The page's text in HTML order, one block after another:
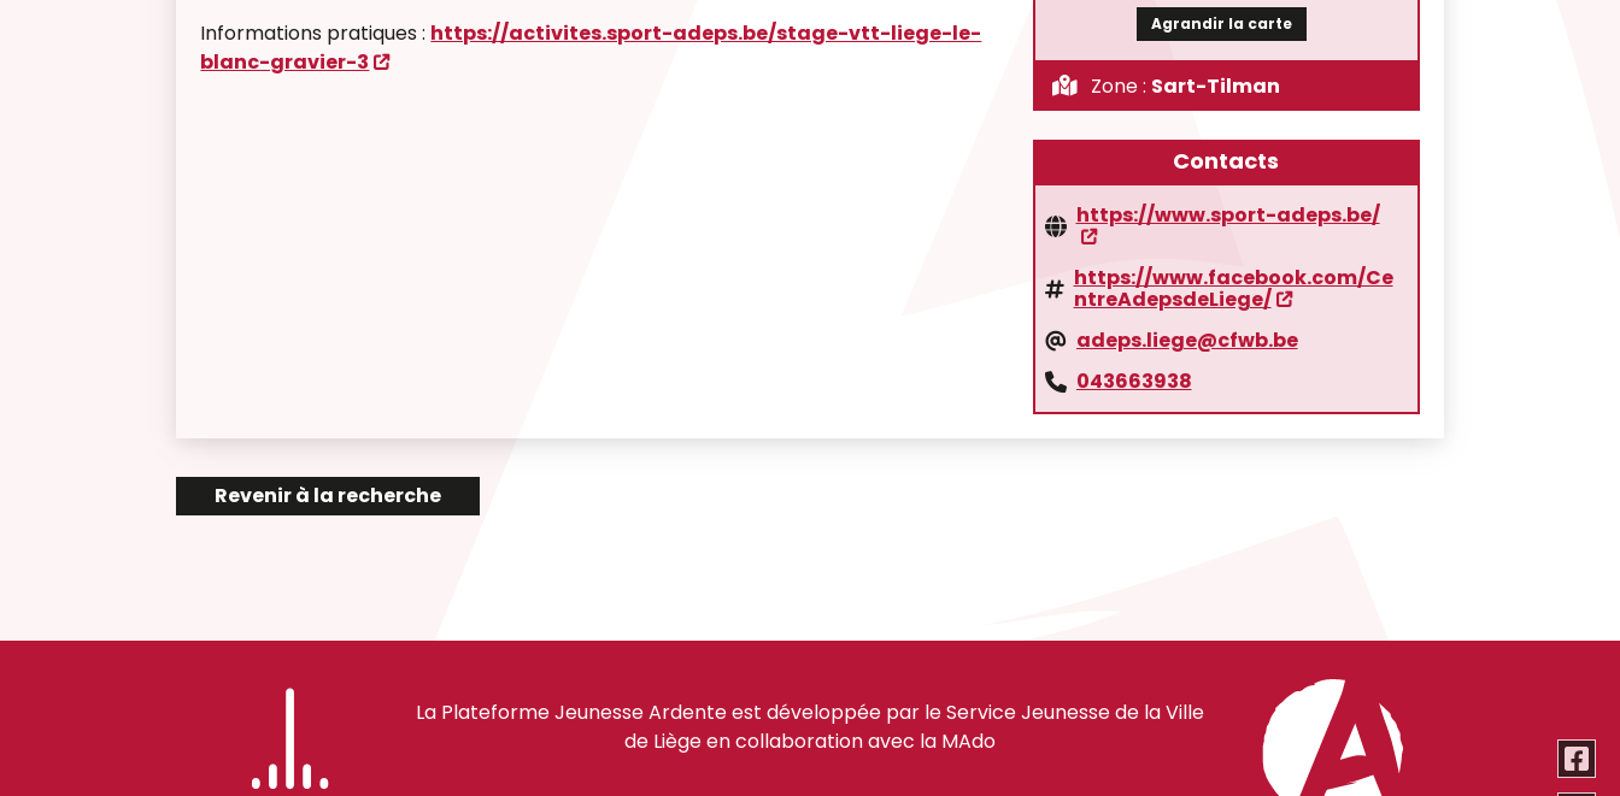
Informations pratiques : https://activites.sport-adeps.be/stage-vtt-liege-le-
blanc-gravier-3
Agrandir la carte
Zone : Sart-Tilman
Contacts
https://www.sport-adeps.be/
https://www.facebook.com/Ce
ntreAdepsdeLiege/
adeps.liege@cfwb.be
043663938
Revenir à la recherche
La Plateforme Jeunesse Ardente est développée par le Service Jeunesse de la Ville
de Liège en collaboration avec la MAdo